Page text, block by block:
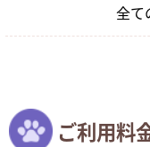
全て
ご利用料